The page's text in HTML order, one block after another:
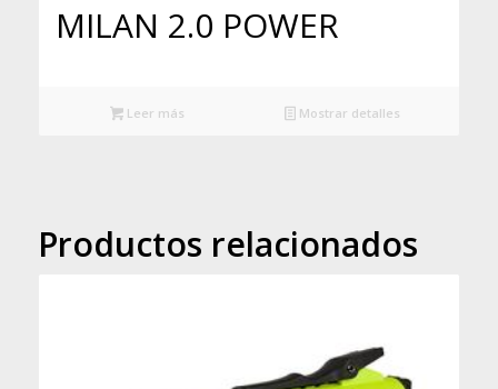
MILAN 2.0 POWER
Leer más Mostrar detalles
Productos relacionados